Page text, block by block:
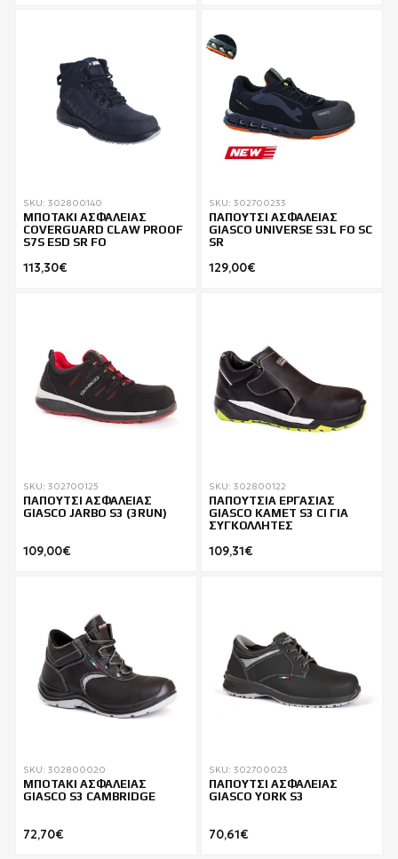
SKU: 302800140
ΜΠΟΤΑΚΙ ΑΣΦΑΛΕΙΑΣ
COVERGUARD CLAW PROOF
S7S ESD SR FO
113,30€
SKU: 302700233
ΠΑΠΟΥΤΣΙ ΑΣΦΑΛΕΙΑΣ
GIASCO UNIVERSE S3L FO SC
SR
129,00€
SKU: 302700125
ΠΑΠΟΥΤΣΙ ΑΣΦΑΛΕΙΑΣ
GIASCO JARBO S3 (3RUN)
109,00€
SKU: 302800122
ΠΑΠΟΥΤΣΙΑ ΕΡΓΑΣΙΑΣ
GIASCO KAMET S3 CI ΓΙΑ
ΣΥΓΚΟΛΛΗΤΕΣ
109,31€
SKU: 302800020
ΜΠΟΤΑΚΙ ΑΣΦΑΛΕΙΑΣ
GIASCO S3 CAMBRIDGE
72,70€
SKU: 302700023
ΠΑΠΟΥΤΣΙ ΑΣΦΑΛΕΙΑΣ
GIASCO YORK S3
70,61€